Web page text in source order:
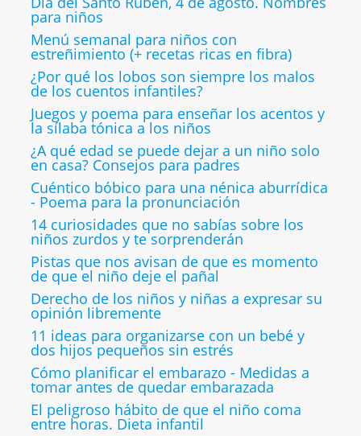
para niños
Menú semanal para niños con
estreñimiento (+ recetas ricas en fibra)
¿Por qué los lobos son siempre los malos
de los cuentos infantiles?
Juegos y poema para enseñar los acentos y
la sílaba tónica a los niños
¿A qué edad se puede dejar a un niño solo
en casa? Consejos para padres
Cuéntico bóbico para una nénica aburrídica
- Poema para la pronunciación
14 curiosidades que no sabías sobre los
niños zurdos y te sorprenderán
Pistas que nos avisan de que es momento
de que el niño deje el pañal
Derecho de los niños y niñas a expresar su
opinión libremente
11 ideas para organizarse con un bebé y
dos hijos pequeños sin estrés
Cómo planificar el embarazo - Medidas a
tomar antes de quedar embarazada
El peligroso hábito de que el niño coma
entre horas. Dieta infantil